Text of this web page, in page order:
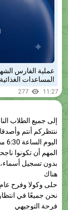
277 11:27
إلى جميع الطلاب
اليوم الساعة 6:30 مساءً في حلويات الأمراء أبو كرم
المهم أن تكونوا
بدون تسجيل أسماء،
هناك
حلى وكولا وفرح عام
نحن جميعًا في
فرحة التوجيهي
كلنا في انتظاركم
فريق شباب البريج